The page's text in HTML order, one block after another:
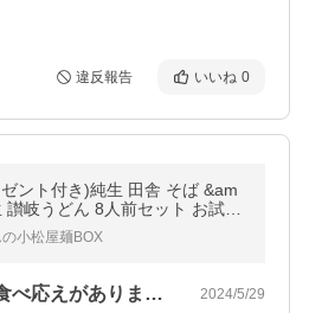
違反報告 いいね 0
ント付き)純生 田舎 そば &am
岐うどん 8人前セット お試し
袋、胡麻1袋プレゼント グルメ
お試し商品
小松屋麺BOX
うどんは腰があって食べ応えがありました… 2024/5/29